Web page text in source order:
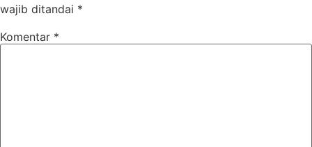
wajib ditandai *
Komentar *